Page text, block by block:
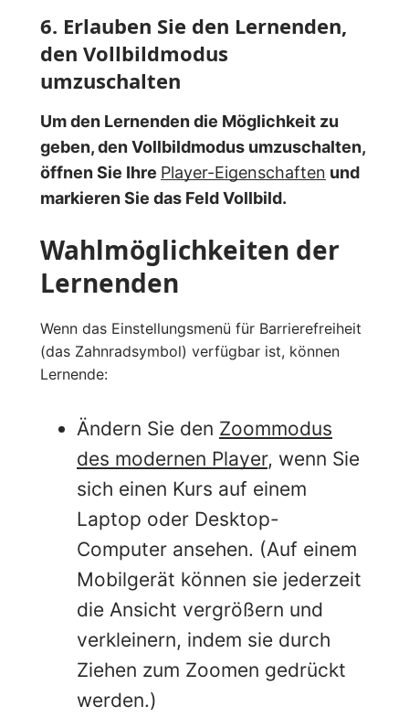
6. Erlauben Sie den Lernenden,
den Vollbildmodus
umzuschalten
Um den Lernenden die Möglichkeit zu
geben, den Vollbildmodus umzuschalten,
öffnen Sie Ihre Player-Eigenschaften und
markieren Sie das Feld Vollbild.
Wahlmöglichkeiten der
Lernenden
Wenn das Einstellungsmenü für Barrierefreiheit
(das Zahnradsymbol) verfügbar ist, können
Lernende:
Ändern Sie den Zoommodus
des modernen Player, wenn Sie
sich einen Kurs auf einem
Laptop oder Desktop-
Computer ansehen. (Auf einem
Mobilgerät können sie jederzeit
die Ansicht vergrößern und
verkleinern, indem sie durch
Ziehen zum Zoomen gedrückt
werden.)